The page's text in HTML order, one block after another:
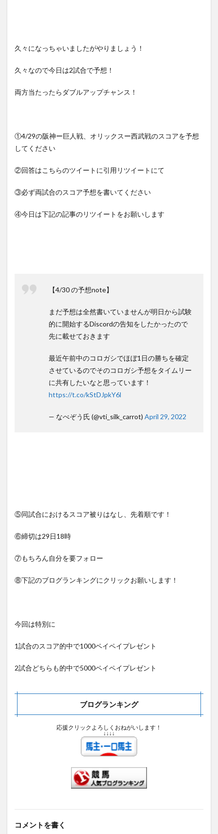
久々になっちゃいましたがやりましょう！
久々なので今日は2試合で予想！
両方当たったらダブルアップチャンス！
①4/29の阪神ー巨人戦、オリックスー西武戦のスコアを予想
してください
②回答はこちらのツイートに引用リツイートにて
③必ず両試合のスコア予想を書いてください
④今日は下記の記事のリツイートをお願いします
【4/30 の予想note】
まだ予想は全然書いていませんが明日から試験
的に開始するDiscordの告知をしたかったので
先に載せておきます
最近午前中のコロガシでほぼ1日の勝ちを確定
させているのでそのコロガシ予想をタイムリー
に共有したいなと思っています！
https://t.co/kStDJpkY6l
— なべぞう氏 (@vti_silk_carrot) April 29, 2022
⑤同試合におけるスコア被りはなし、先着順です！
⑥締切は29日18時
⑦もちろん自分を要フォロー
⑧下記のブログランキングにクリックお願いします！
今回は特別に
1試合のスコア的中で1000ペイペイプレゼント
2試合どちらも的中で5000ペイペイプレゼント
ブログランキング
応援クリックよろしくおねがいします！
↓↓↓↓
コメントを書く